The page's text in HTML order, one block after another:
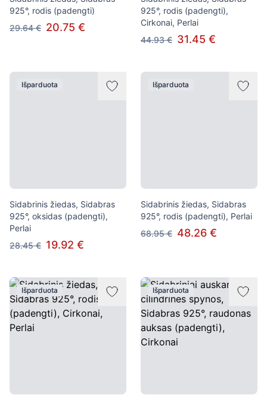
925°, rodis (padengti)
29.64 € 20.75 €
925°, rodis (padengti),
Cirkonai, Perlai
44.93 € 31.45 €
Išparduota
Sidabrinis žiedas, Sidabras
925°, oksidas (padengti),
Perlai
28.45 € 19.92 €
Išparduota
Sidabrinis žiedas, Sidabras
925°, rodis (padengti), Perlai
68.95 € 48.26 €
Išparduota Išparduota